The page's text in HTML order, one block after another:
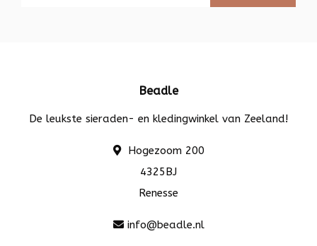
Beadle
De leukste sieraden- en kledingwinkel van Zeeland!
Hogezoom 200
4325BJ
Renesse
info@beadle.nl